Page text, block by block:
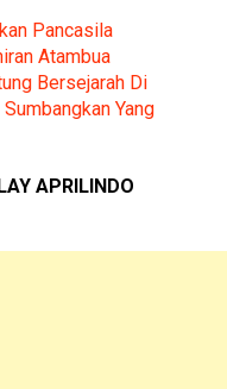
Pancasila
Atambua
Bersejarah Di
Yang
APRILINDO